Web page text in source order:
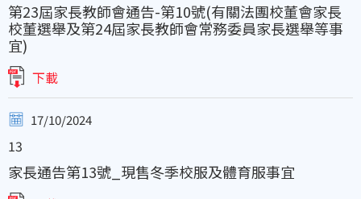
第23屆家長教師會通告-第10號(有關法團校董會家長
校董選舉及第24屆家長教師會常務委員家長選舉等事
宜)
下載
17/10/2024
13
家長通告第13號_現售冬季校服及體育服事宜